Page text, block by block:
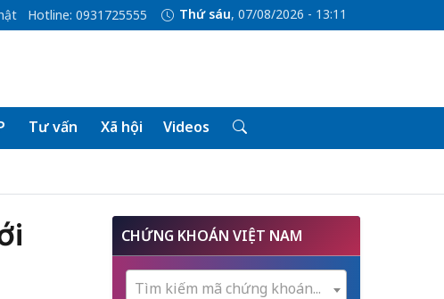
Hotline: 0931725555 Thứ sáu, 07/08/2026 - 13:11
Tư vấn Xã hội Videos
CHỨNG KHOÁN VIỆT NAM
Tìm kiếm mã chứng khoán...